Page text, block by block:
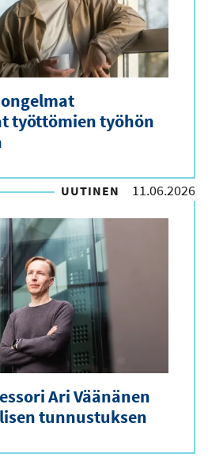
työttömien työhön
UUTINEN 11.06.2026
Ari Väänänen
tunnustuksen